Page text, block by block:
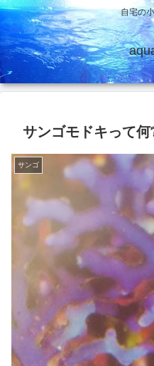
自宅の
サンゴモドキって何
サンゴ